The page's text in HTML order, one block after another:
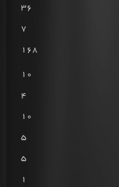
36
7
168
10
4
10
5
5
1